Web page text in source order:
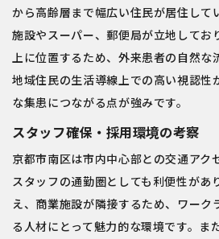
から高齢層まで幅広い住民が居住して
施設やスーパー、郵便局が立地してお
上に位置するため、外来患者の自然な
地域住民の生活導線上での高い視認性
な集患につながる点が強みです。
スタッフ確保・採用環境の考察
京都市南区は市内中心部との交通アク
スタッフの通勤圏としても利便性があ
え、商業施設が隣接するため、ワーク
る人材にとって魅力的な環境です。ま